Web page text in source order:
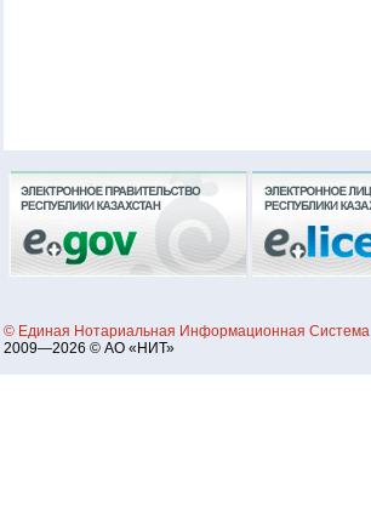
© Единая Нотариальная Информационная Система
2009—2026 © АО «НИТ»